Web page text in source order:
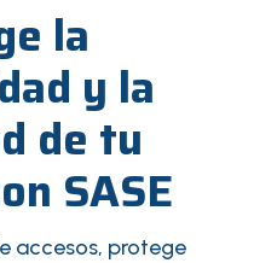
la
y la
de tu
SASE
accesos, protege